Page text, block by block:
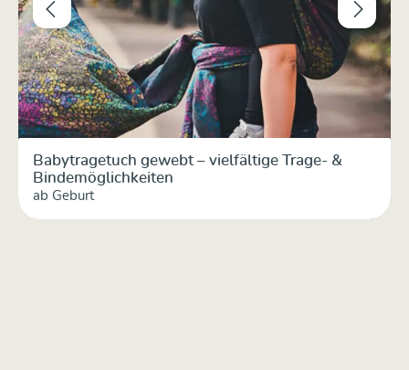
Babytragetuch gewebt – vielfältige Trage- &
Bindemöglichkeiten
ab Geburt